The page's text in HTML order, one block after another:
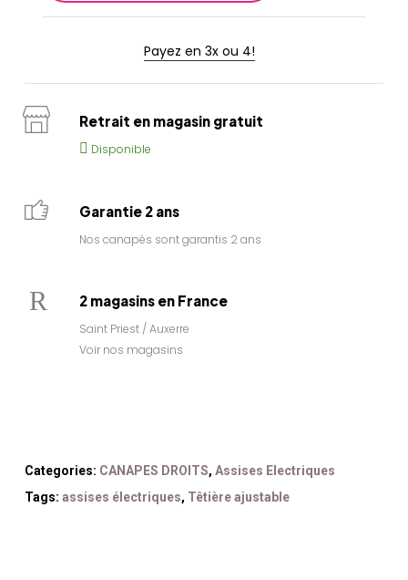
Payez en 3x ou 4!
Retrait en magasin gratuit
Disponible
Garantie 2 ans
Nos canapés sont garantis 2 ans
2 magasins en France
Saint Priest / Auxerre
Voir nos magasins
Categories: CANAPES DROITS, Assises Electriques
Tags: assises électriques, Têtière ajustable